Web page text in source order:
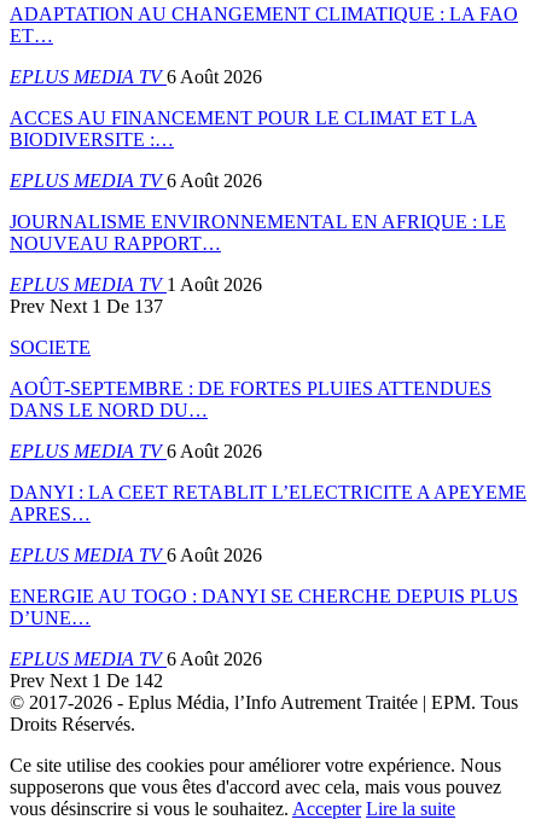
ADAPTATION AU CHANGEMENT CLIMATIQUE : LA FAO
ET…
EPLUS MEDIA TV6 Août 2026
ACCES AU FINANCEMENT POUR LE CLIMAT ET LA
BIODIVERSITE :…
EPLUS MEDIA TV6 Août 2026
JOURNALISME ENVIRONNEMENTAL EN AFRIQUE : LE
NOUVEAU RAPPORT…
EPLUS MEDIA TV1 Août 2026
Prev Next 1 De 137
SOCIETE
AOÛT-SEPTEMBRE : DE FORTES PLUIES ATTENDUES
DANS LE NORD DU…
EPLUS MEDIA TV6 Août 2026
DANYI : LA CEET RETABLIT L’ELECTRICITE A APEYEME
APRES…
EPLUS MEDIA TV6 Août 2026
ENERGIE AU TOGO : DANYI SE CHERCHE DEPUIS PLUS
D’UNE…
EPLUS MEDIA TV6 Août 2026
Prev Next 1 De 142
© 2017-2026 - Eplus Média, l’Info Autrement Traitée | EPM. Tous
Droits Réservés.
Ce site utilise des cookies pour améliorer votre expérience. Nous
supposerons que vous êtes d'accord avec cela, mais vous pouvez
vous désinscrire si vous le souhaitez. Accepter Lire la suite